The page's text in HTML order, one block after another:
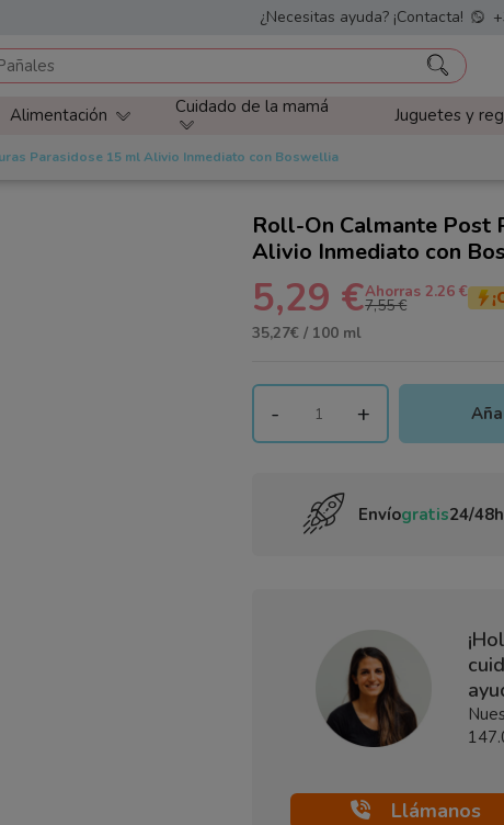
¿Necesitas ayuda? ¡Contacta!
Alimentación Cuidado de la mamá Juguetes y
Parasidose 15 ml Alivio Inmediato con Boswellia
Roll-On Calmante Post
Alivio Inmediato con
5,29 €Ahorras 2.26 €
7,55 €
35,27€ / 100 ml
- +
Envíogratis24/48h
Llámanos